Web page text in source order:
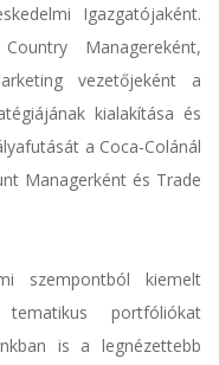
Igazgatójaként.
Managereként,
vezetőjeként a
kialakítása és
a Coca-Colánál
Managerként és Trade
szempontból kiemelt
portfóliókat
is a legnézettebb